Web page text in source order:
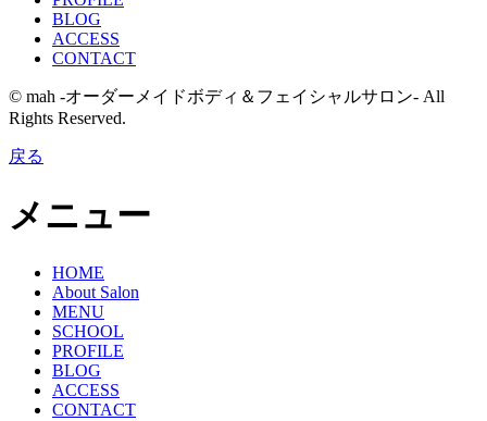
BLOG
ACCESS
CONTACT
© mah -オーダーメイドボディ＆フェイシャルサロン- All
Rights Reserved.
戻る
メニュー
HOME
About Salon
MENU
SCHOOL
PROFILE
BLOG
ACCESS
CONTACT